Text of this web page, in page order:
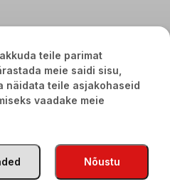
teile parimat
meie saidi sisu,
näidata teile asjakohaseid
vaadake meie
Nõustu